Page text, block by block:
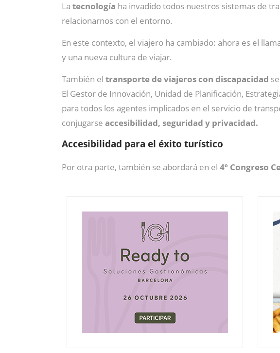
La tecnología ha invadido todos nuestros sistemas de
relacionarnos con el entorno.
En este contexto, el viajero ha cambiado: ahora es el
y una nueva cultura de viajar.
También el transporte de viajeros con discapacidad
El Gestor de Innovación, Unidad de Planificación,
para todos los agentes implicados en el servicio de
conjugarse accesibilidad, seguridad y privacidad.
Accesibilidad para el éxito turístico
Por otra parte, también se abordará en el 4º Congreso